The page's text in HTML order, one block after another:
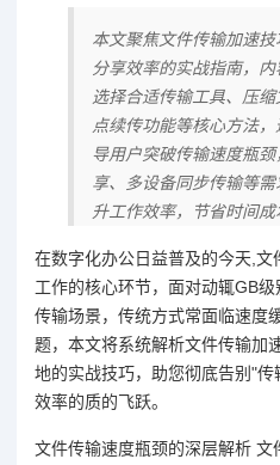
本文聚焦文件传输加速
分享效率的实战指南，内
选择合适传输工具、压
点续传功能等核心方法
导用户突破传输速度瓶
享、多设备同步传输等
升工作效率，节省时间成
在数字化办公日益普及的今天,文
工作的核心环节，面对动辄GB
传输场景，传统方式常面临速度
题，本文将系统解析文件传输加
地的实战技巧，助您彻底告别"
效率的质的飞跃。
文件传输速度瓶颈的深层解析 文